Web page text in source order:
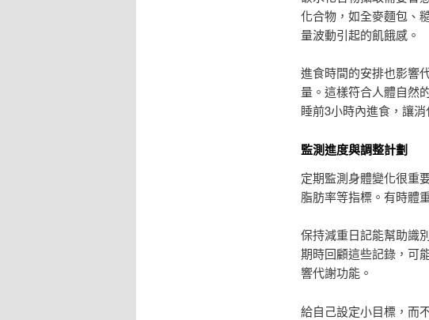
化合物，如全麥麵包、
量波動引起的飢餓感。
進食時間的安排也影響
量。這樣符合人體自然
睡前3小時內進食，讓
監測進度與調整計劃
定期監測身體變化很重
脂肪率等指標。有時體
保持減重日記能幫助識
期時回顧這些記錄，可
響代謝功能。
給自己設定小目標，而